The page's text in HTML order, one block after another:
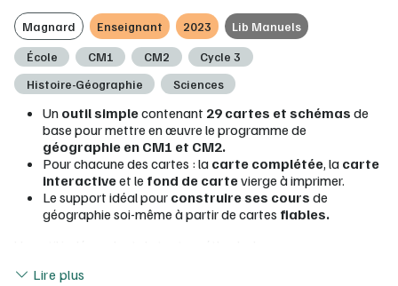
Magnard Enseignant 2023 Lib Manuels
École CM1 CM2
Cycle 3
Histoire-Géographie
Sciences
Un outil simplecontenant 29 cartes et schémas de
base pour mettre en œuvre le programme de
géographie en CM1 et CM2.
Pour chacune des cartes : la carte complétée, la carte
interactiveet le fond de cartevierge à imprimer.
Le support idéal pour construire ses cours de
géographie soi-même à partir de cartes fiables.
Lire plus